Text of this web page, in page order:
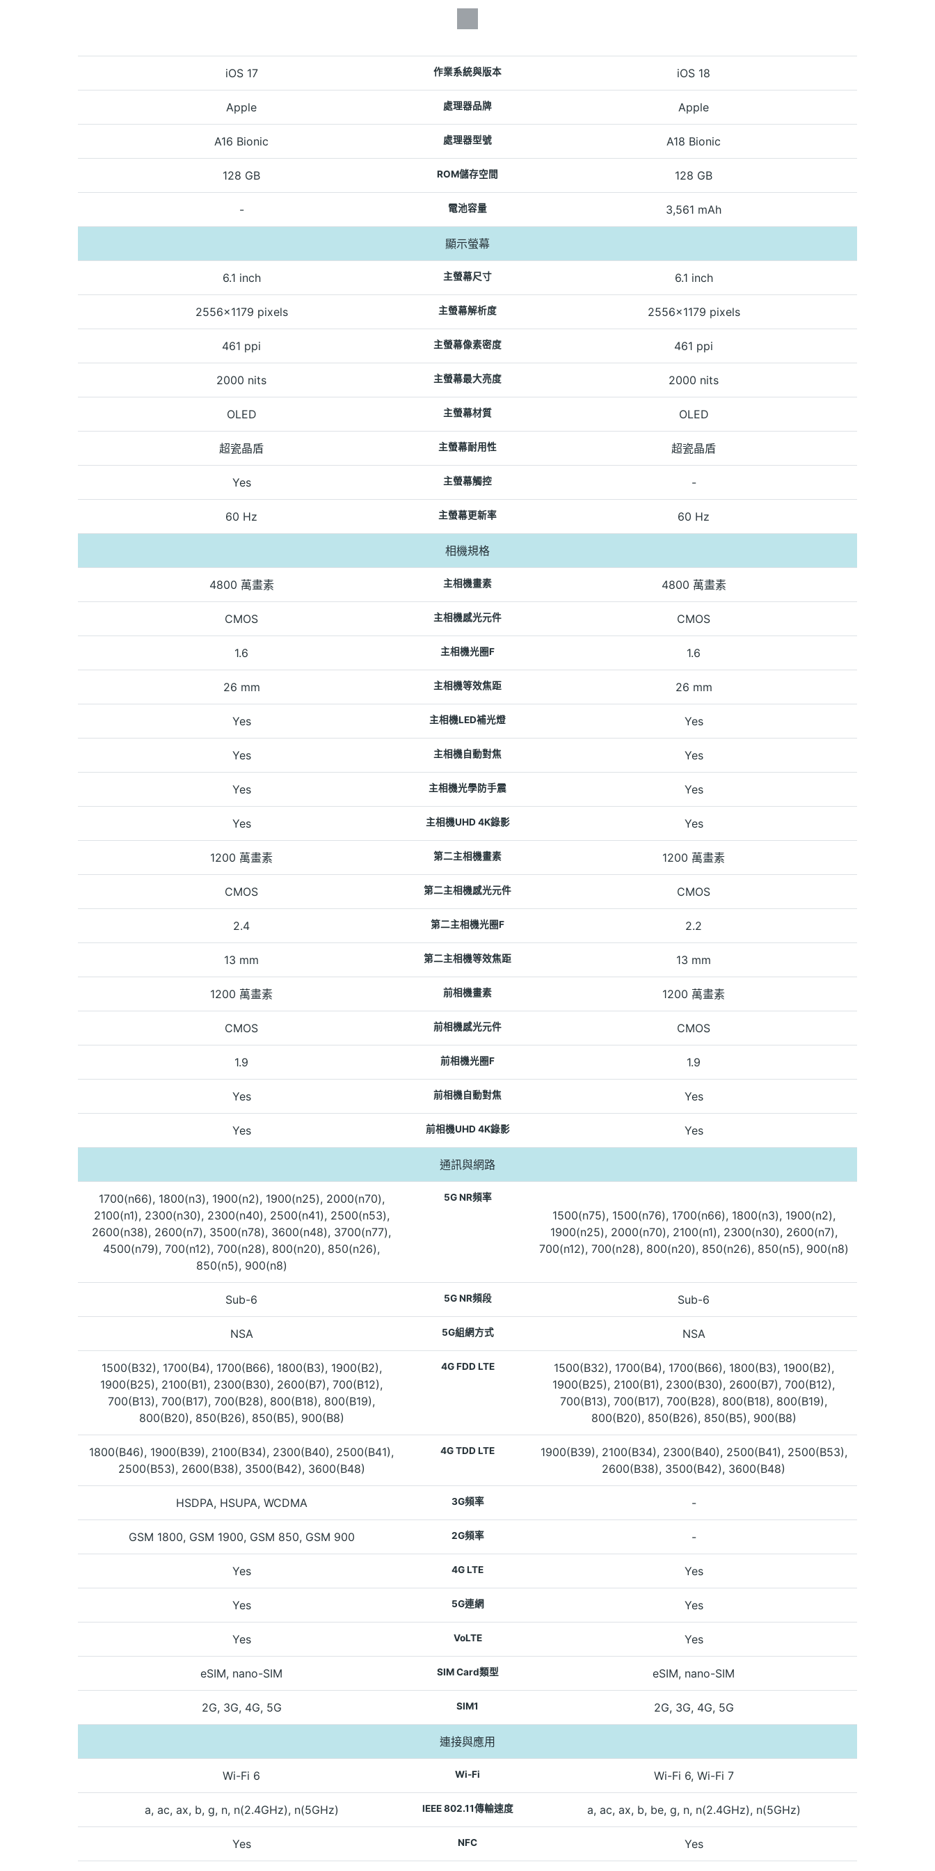
iOS 17 作業系統與版本 iOS 18
Apple 處理器品牌 Apple
A16 Bionic 處理器型號 A18 Bionic
128 GB ROM儲存空間 128 GB
- 電池容量 3,561 mAh
顯示螢幕
6.1 inch 主螢幕尺寸 6.1 inch
2556x1179 pixels 主螢幕解析度 2556x1179 pixels
461 ppi 主螢幕像素密度 461 ppi
2000 nits 主螢幕最大亮度 2000 nits
OLED 主螢幕材質 OLED
超瓷晶盾 主螢幕耐用性 超瓷晶盾
Yes 主螢幕觸控 -
60 Hz 主螢幕更新率 60 Hz
相機規格
4800 萬畫素 主相機畫素 4800 萬畫素
CMOS 主相機感光元件 CMOS
1.6 主相機光圈F 1.6
26 mm 主相機等效焦距 26 mm
Yes 主相機LED補光燈 Yes
Yes 主相機自動對焦 Yes
Yes 主相機光學防手震 Yes
Yes 主相機UHD 4K錄影 Yes
1200 萬畫素 第二主相機畫素 1200 萬畫素
CMOS 第二主相機感光元件 CMOS
2.4 第二主相機光圈F 2.2
13 mm 第二主相機等效焦距 13 mm
1200 萬畫素 前相機畫素 1200 萬畫素
CMOS 前相機感光元件 CMOS
1.9 前相機光圈F 1.9
Yes 前相機自動對焦 Yes
Yes 前相機UHD 4K錄影 Yes
通訊與網路
1700(n66), 1800(n3), 1900(n2), 1900(n25), 2000(n70),
2100(n1), 2300(n30), 2300(n40), 2500(n41), 2500(n53),
2600(n38), 2600(n7), 3500(n78), 3600(n48), 3700(n77),
4500(n79), 700(n12), 700(n28), 800(n20), 850(n26),
850(n5), 900(n8)
5G NR頻率
1500(n75), 1500(n76), 1700(n66), 1800(n3), 1900(n2),
1900(n25), 2000(n70), 2100(n1), 2300(n30), 2600(n7),
700(n12), 700(n28), 800(n20), 850(n26), 850(n5), 900(n8)
Sub-6 5G NR頻段 Sub-6
NSA 5G組網方式 NSA
1500(B32), 1700(B4), 1700(B66), 1800(B3), 1900(B2),
1900(B25), 2100(B1), 2300(B30), 2600(B7), 700(B12),
700(B13), 700(B17), 700(B28), 800(B18), 800(B19),
800(B20), 850(B26), 850(B5), 900(B8)
4G FDD LTE
1500(B32), 1700(B4), 1700(B66), 1800(B3), 1900(B2),
1900(B25), 2100(B1), 2300(B30), 2600(B7), 700(B12),
700(B13), 700(B17), 700(B28), 800(B18), 800(B19),
800(B20), 850(B26), 850(B5), 900(B8)
1800(B46), 1900(B39), 2100(B34), 2300(B40), 2500(B41),
2500(B53), 2600(B38), 3500(B42), 3600(B48)
4G TDD LTE
1900(B39), 2100(B34), 2300(B40), 2500(B41), 2500(B53),
2600(B38), 3500(B42), 3600(B48)
HSDPA, HSUPA, WCDMA 3G頻率 -
GSM 1800, GSM 1900, GSM 850, GSM 900 2G頻率 -
Yes 4G LTE Yes
Yes 5G連網 Yes
Yes VoLTE Yes
eSIM, nano-SIM SIM Card類型 eSIM, nano-SIM
2G, 3G, 4G, 5G SIM1 2G, 3G, 4G, 5G
連接與應用
Wi-Fi 6 Wi-Fi Wi-Fi 6, Wi-Fi 7
a, ac, ax, b, g, n, n(2.4GHz), n(5GHz) IEEE 802.11傳輸速度 a, ac, ax, b, be, g, n, n(2.4GHz), n(5GHz)
Yes NFC Yes